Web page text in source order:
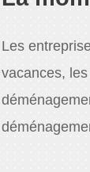
Les
vacances,